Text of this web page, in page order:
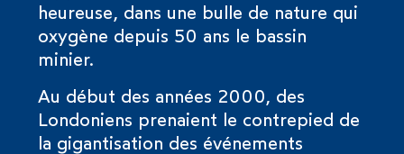
heureuse, dans une bulle de nature qui
oxygène depuis 50 ans le bassin
minier.
Au début des années 2000, des
Londoniens prenaient le contrepied de
la gigantisation des événements